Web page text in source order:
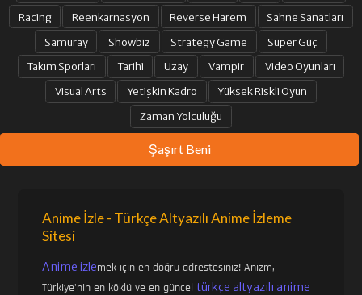
Racing
Reenkarnasyon Reverse Harem
Sahne Sanatları
Samuray
Showbiz Strategy Game
Süper Güç
Takım Sporları
Tarihi Uzay Vampir
Video Oyunları
Visual Arts
Yetişkin Kadro
Yüksek Riskli Oyun
Zaman Yolculuğu
Şaşırt Beni
Anime İzle - Türkçe Altyazılı Anime İzleme
Sitesi
Anime izlemek için en doğru adrestesiniz! Anizm,
Türkiye'nin en köklü ve en günceltürkçe altyazılı anime